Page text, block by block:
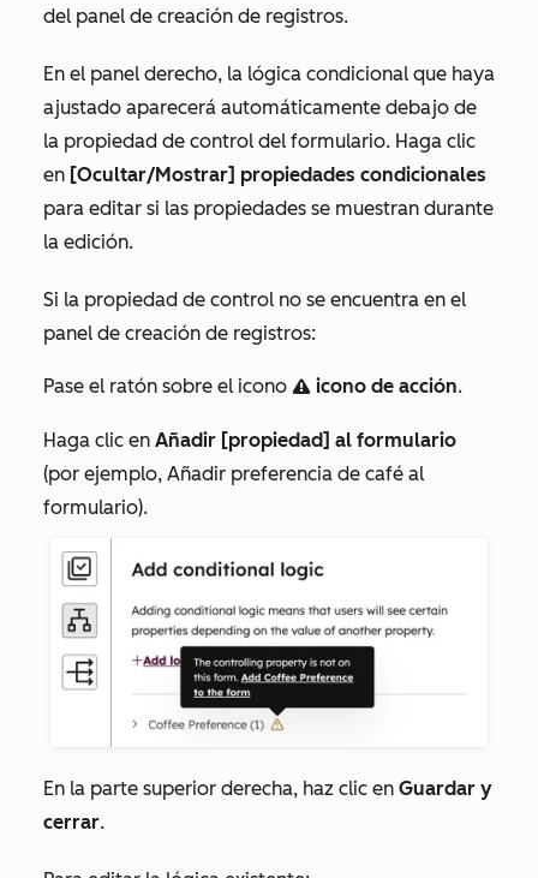
del panel de creación de registros.
En el panel derecho, la lógica condicional que haya
ajustado aparecerá automáticamente debajo de
la propiedad de control del formulario. Haga clic
en [Ocultar/Mostrar] propiedades condicionales
para editar si las propiedades se muestran durante
la edición.
Si la propiedad de control no se encuentra en el
panel de creación de registros:
Pase el ratón sobre el icono warningIcon icono de acción.
Haga clic en Añadir [propiedad] al formulario
(por ejemplo, Añadir preferencia de café al
formulario).
En la parte superior derecha, haz clic en Guardar y
cerrar.